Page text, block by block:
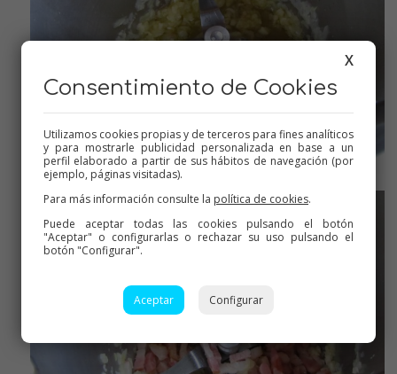
Sofreímos la cebolla
X
Consentimiento de Cookies
Utilizamos cookies propias y de terceros para fines analíticos
y para mostrarle publicidad personalizada en base a un
perfil elaborado a partir de sus hábitos de navegación (por
ejemplo, páginas visitadas).
Para más información consulte la política de cookies.
Puede aceptar todas las cookies pulsando el botón
"Aceptar" o configurarlas o rechazar su uso pulsando el
botón "Configurar".
Aceptar Configurar